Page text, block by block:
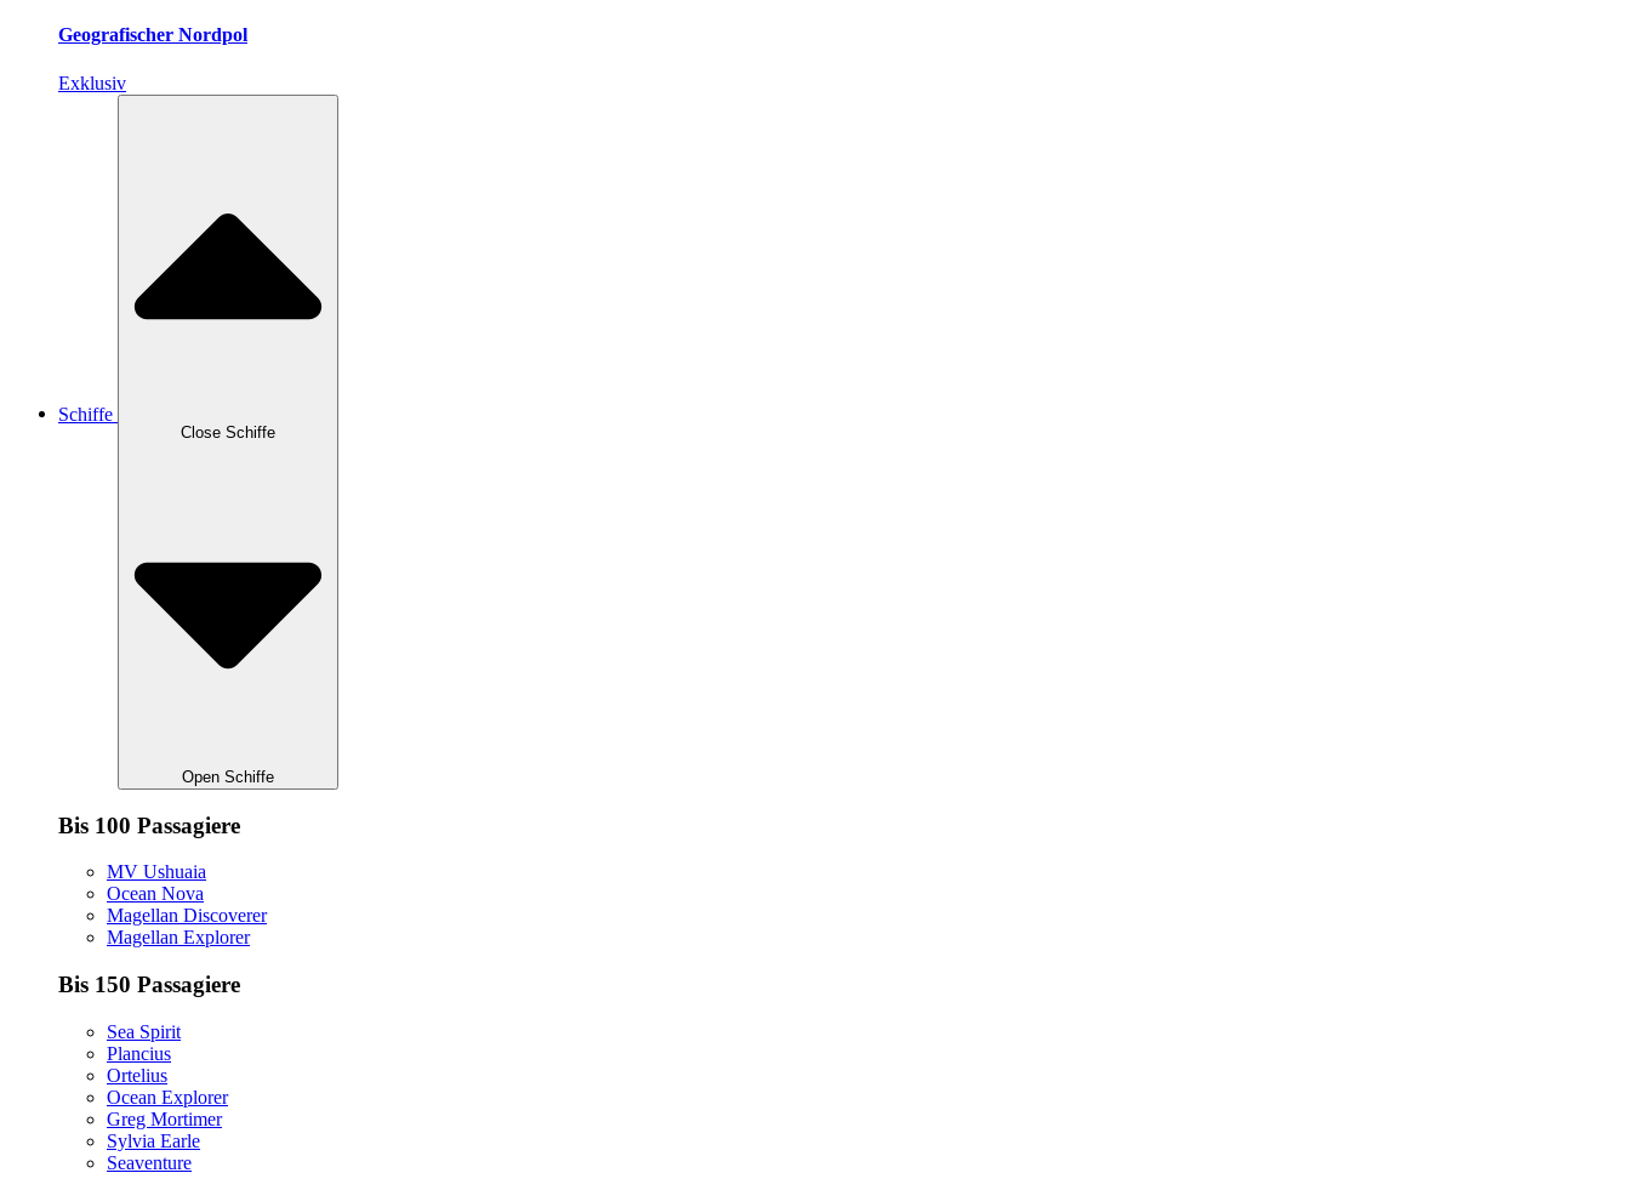
Geografischer Nordpol
Exklusiv
Schiffe
Close Schiffe
Open Schiffe
Bis 100 Passagiere
MV Ushuaia
Ocean Nova
Magellan Discoverer
Magellan Explorer
Bis 150 Passagiere
Sea Spirit
Plancius
Ortelius
Ocean Explorer
Greg Mortimer
Sylvia Earle
Seaventure